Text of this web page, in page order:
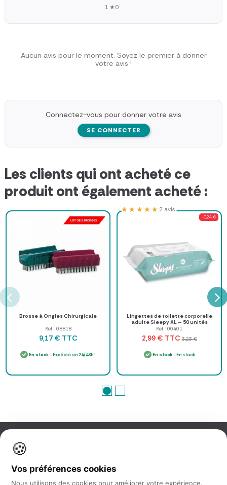
1 ★0
Aucun avis pour le moment. Soyez le premier à donner
votre avis !
Connectez-vous pour donner votre avis
SE CONNECTER
Les clients qui ont acheté ce
produit ont également acheté :
Brosse à Ongles Chirurgicale
Réf : 08818
9,17 € TTC
En stock - Expédié en 24/48h !
-0,24 €
Lingettes de toilette corporelle
adulte Sleepy XL – 50 unités
Réf : 00401
★★★★★
★★★★★ 2 avis
2,99 € TTC 3,23 €
En stock- En stock
Information
Nos services
🍪
Vos préférences cookies
Nous utilisons des cookies pour améliorer votre expérience.